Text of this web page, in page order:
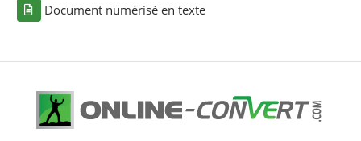
Document numérisé en texte